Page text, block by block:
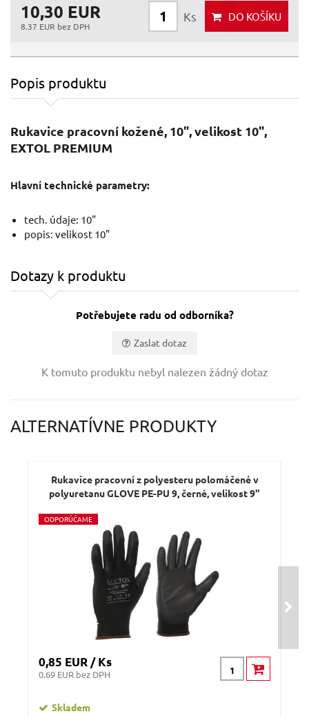
10,30 EUR
8.37 EUR bez DPH
Ks DO KOŠÍKU
Popis produktu
Rukavice pracovní kožené, 10", velikost 10",
EXTOL PREMIUM
Hlavní technické parametry:
tech. údaje: 10"
popis: velikost 10"
Dotazy k produktu
Potřebujete radu od odborníka?
Zaslat dotaz
K tomuto produktu nebyl nalezen žádný dotaz
ALTERNATÍVNE PRODUKTY
Rukavice pracovní z polyesteru polomáčené v
polyuretanu GLOVE PE-PU 9, černé, velikost 9"
ODPORÚČAME
0,85 EUR / Ks
0.69 EUR bez DPH
Skladem